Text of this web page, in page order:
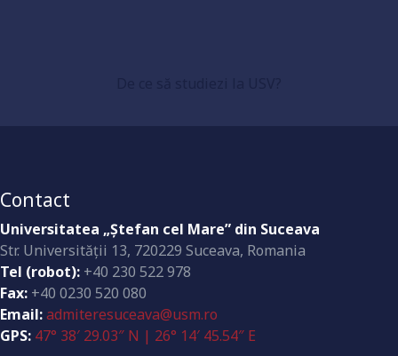
Contact
Universitatea „Ştefan cel Mare” din Suceava
Str. Universităţii 13, 720229 Suceava, Romania
Tel (robot): +40 230 522 978
Fax: +40 0230 520 080
Email:admiteresuceava@usm.ro
GPS: 47° 38′ 29.03″ N | 26° 14′ 45.54″ E